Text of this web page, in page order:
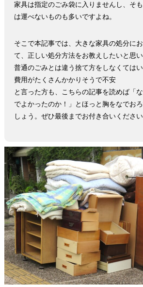
家具は指定のごみ袋に入りませんし、そ
は運べないものも多いですよね。
そこで本記事では、大きな家具の処分に
て、正しい処分方法をお教えしたいと思い
普通のごみとは違う捨て方をしなくては
費用がたくさんかかりそうで不安
と言った方も、こちらの記事を読めば「
でよかったのか！」とほっと胸をなでお
しょう。ぜひ最後までお付き合いください